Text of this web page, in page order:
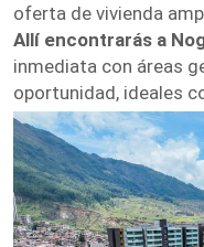
oferta de vivienda
Allí encontrarás a
inmediata con áreas
oportunidad, ideales